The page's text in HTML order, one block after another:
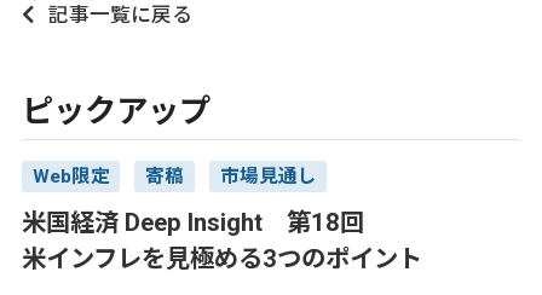
記事一覧に戻る
ピックアップ
Web限定 寄稿 市場見通し
米国経済 Deep Insight 第18回
米インフレを見極める3つのポイント